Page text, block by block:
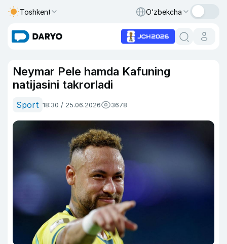
Toshkent O‘zbekcha
Neymar Pele hamda Kafuning
natijasini takrorladi
Sport 18:30 / 25.06.2026 3678